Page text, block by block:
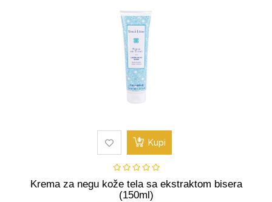
Kupi
Krema za negu kože tela sa ekstraktom bisera
(150ml)